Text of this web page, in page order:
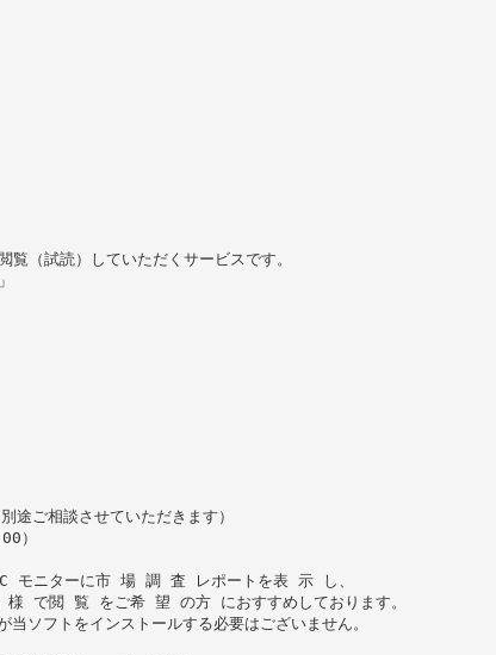
（試読）していただくサービスです。
途ご相談させていただきます）
）
モニターに市 場 調 査 レポートを表 示 し、
で閲 覧 をご希 望 の方 におすすめしております。
ソフトをインストールする必要はございません。